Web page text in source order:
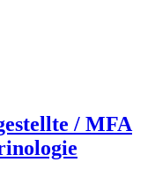
/ MFA